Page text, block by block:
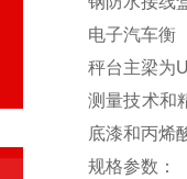
电子汽车衡
秤台主梁为
测量技术和
底漆和丙烯
规格参数：